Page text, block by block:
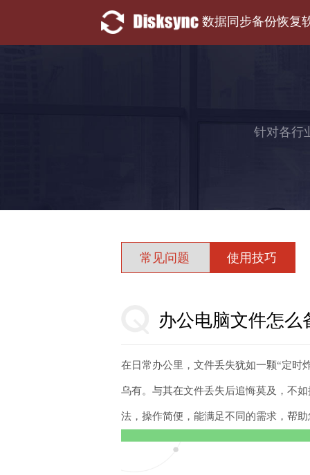
数据同步备份恢复
针对各行
常见问题 使用技巧
办公电脑文件怎么
在日常办公里，文件丢失犹如一颗“定时
乌有。与其在文件丢失后追悔莫及，不
法，操作简便，能满足不同的需求，帮